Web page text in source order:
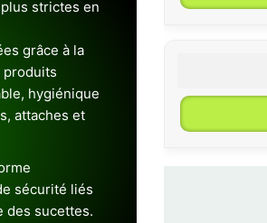
strictes en
grâce à la
produits
hygiénique
attaches et
sécurité liés
des sucettes.